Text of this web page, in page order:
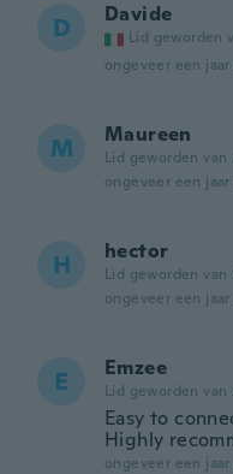
D Davide
Lid geworden
ongeveer een
M Maureen
Lid geworden van
ongeveer een
H hector
Lid geworden van
ongeveer een
E Emzee
Lid geworden van
Easy to
Highly
ongeveer een